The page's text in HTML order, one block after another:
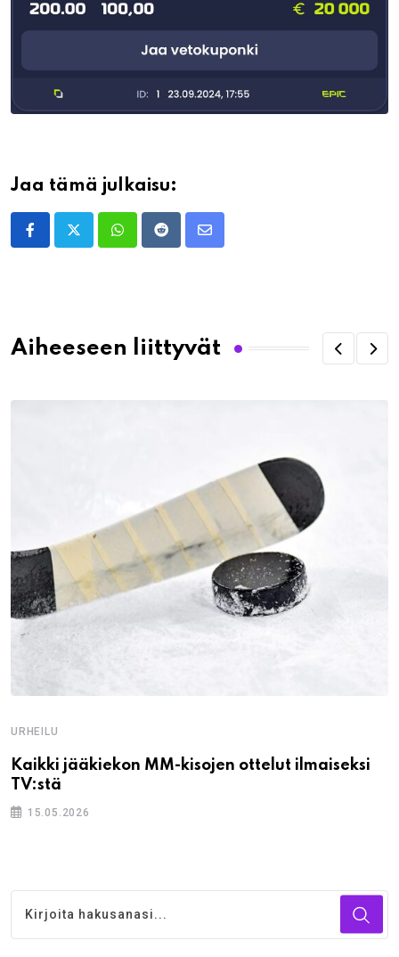
Jaa tämä julkaisu:
WhatsappRedditShare
Aiheeseen liittyvät
URHEILU
Kaikki jääkiekon MM-kisojen ottelut ilmaiseksi
TV:stä
15.05.2026